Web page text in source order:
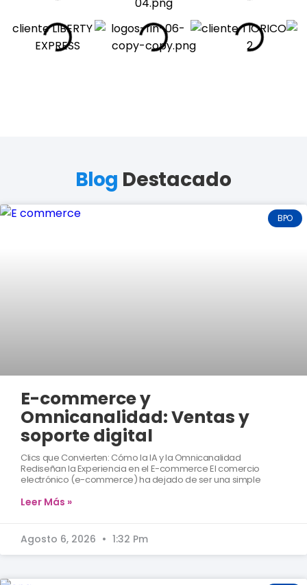
Blog Destacado
BPO
E-commerce y
Omnicanalidad: Ventas y
soporte digital
Clics que Convierten: Cómo la IA y la Omnicanalidad
Rediseñan la Experiencia en el E-commerce El comercio
electrónico (e-commerce) ha dejado de ser una simple
Leer Más »
Agosto 6, 2026 1:32 Pm